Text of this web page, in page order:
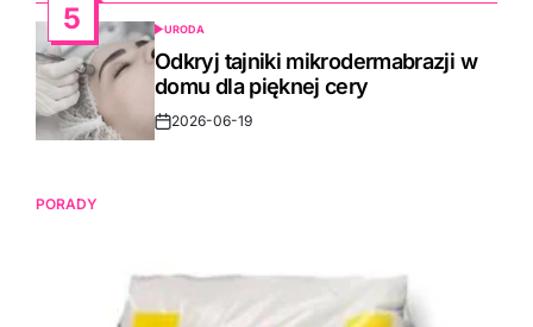
5
POSTED
IN
URODA
Odkryj tajniki mikrodermabrazji w
domu dla pięknej cery
Post2026-06-19
PORADY